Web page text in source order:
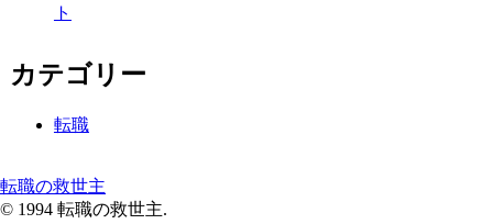
ト
カテゴリー
転職
転職の救世主
© 1994 転職の救世主.